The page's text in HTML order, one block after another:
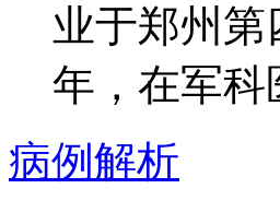
业于郑州
年，在军科
病例解析